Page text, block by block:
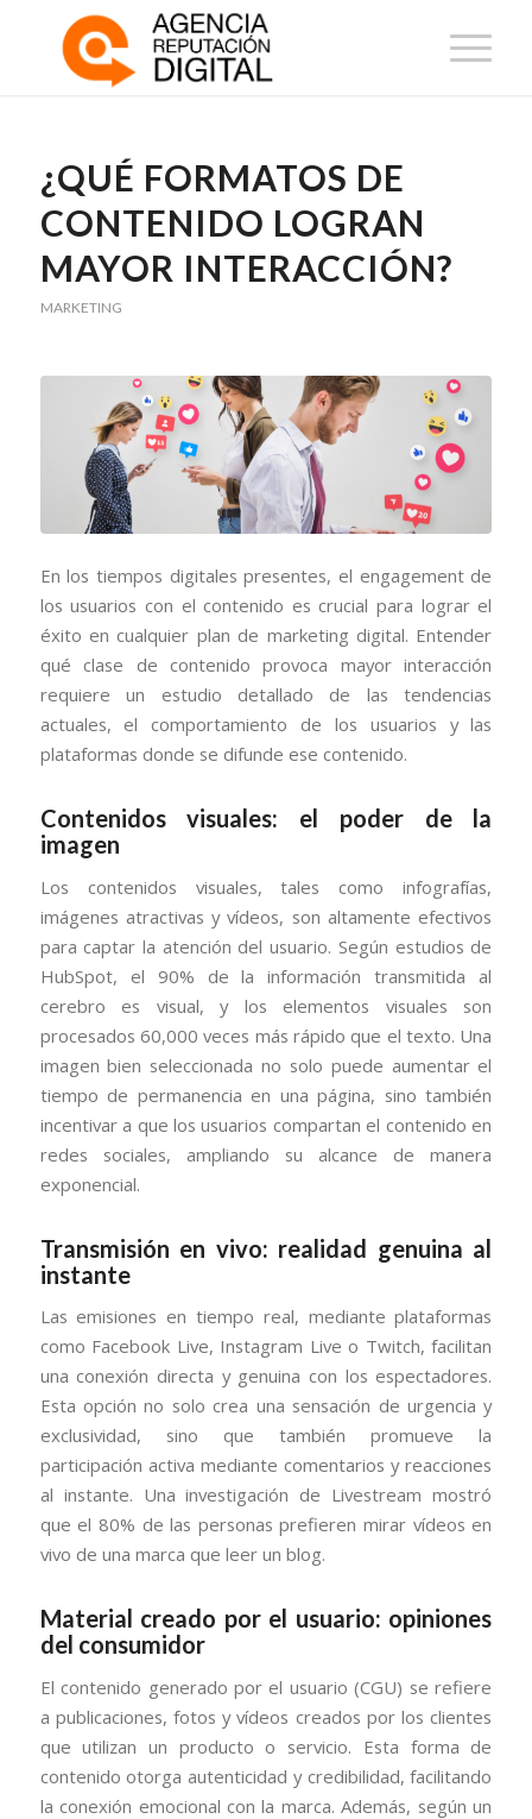
¿QUÉ FORMATOS DE
CONTENIDO LOGRAN
MAYOR INTERACCIÓN?
MARKETING
En los tiempos digitales presentes, el engagement de
los usuarios con el contenido es crucial para lograr el
éxito en cualquier plan de marketing digital. Entender
qué clase de contenido provoca mayor interacción
requiere un estudio detallado de las tendencias
actuales, el comportamiento de los usuarios y las
plataformas donde se difunde ese contenido.
Contenidos visuales: el poder de la
imagen
Los contenidos visuales, tales como infografías,
imágenes atractivas y vídeos, son altamente efectivos
para captar la atención del usuario. Según estudios de
HubSpot, el 90% de la información transmitida al
cerebro es visual, y los elementos visuales son
procesados 60,000 veces más rápido que el texto. Una
imagen bien seleccionada no solo puede aumentar el
tiempo de permanencia en una página, sino también
incentivar a que los usuarios compartan el contenido en
redes sociales, ampliando su alcance de manera
exponencial.
Transmisión en vivo: realidad genuina al
instante
Las emisiones en tiempo real, mediante plataformas
como Facebook Live, Instagram Live o Twitch, facilitan
una conexión directa y genuina con los espectadores.
Esta opción no solo crea una sensación de urgencia y
exclusividad, sino que también promueve la
participación activa mediante comentarios y reacciones
al instante. Una investigación de Livestream mostró
que el 80% de las personas prefieren mirar vídeos en
vivo de una marca que leer un blog.
Material creado por el usuario: opiniones
del consumidor
El contenido generado por el usuario (CGU) se refiere
a publicaciones, fotos y vídeos creados por los clientes
que utilizan un producto o servicio. Esta forma de
contenido otorga autenticidad y credibilidad, facilitando
la conexión emocional con la marca. Además, según un